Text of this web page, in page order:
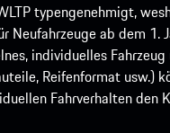
typengenehmigt,
ab dem
individuelles
Reifenformat
Fahrverhalten